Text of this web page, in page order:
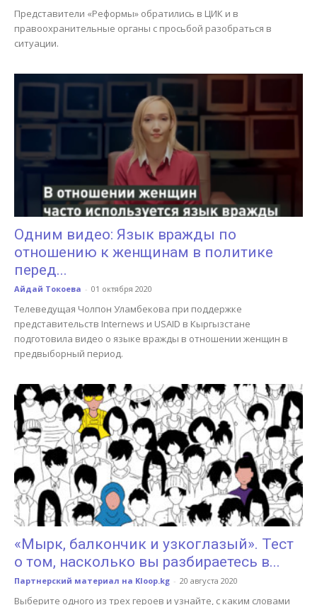
Представители «Реформы» обратились в ЦИК и в
правоохранительные органы с просьбой разобраться в
ситуации.
Одним видео: Язык вражды по
отношению к женщинам в политике
перед...
Айдай Токоева - 01 октября 2020
Телеведущая Чолпон Уламбекова при поддержке
представительств Internews и USAID в Кыргызстане
подготовила видео о языке вражды в отношении женщин в
предвыборный период.
«Мырк, балкончик и узкоглазый». Тест
о том, насколько вы разбираетесь в...
Партнерский материал на Kloop.kg - 20 августа 2020
Выберите одного из трех героев и узнайте, с каким словами